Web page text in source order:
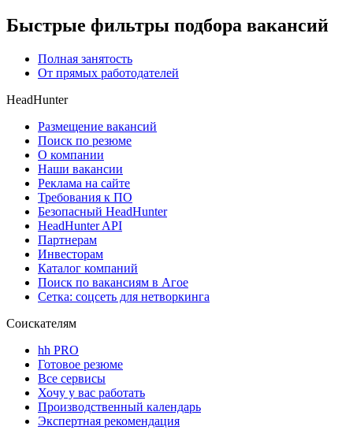
Быстрые фильтры подбора вакансий
Полная занятость
От прямых работодателей
HeadHunter
Размещение вакансий
Поиск по резюме
О компании
Наши вакансии
Реклама на сайте
Требования к ПО
Безопасный HeadHunter
HeadHunter API
Партнерам
Инвесторам
Каталог компаний
Поиск по вакансиям в Агое
Сетка: соцсеть для нетворкинга
Соискателям
hh PRO
Готовое резюме
Все сервисы
Хочу у вас работать
Производственный календарь
Экспертная рекомендация